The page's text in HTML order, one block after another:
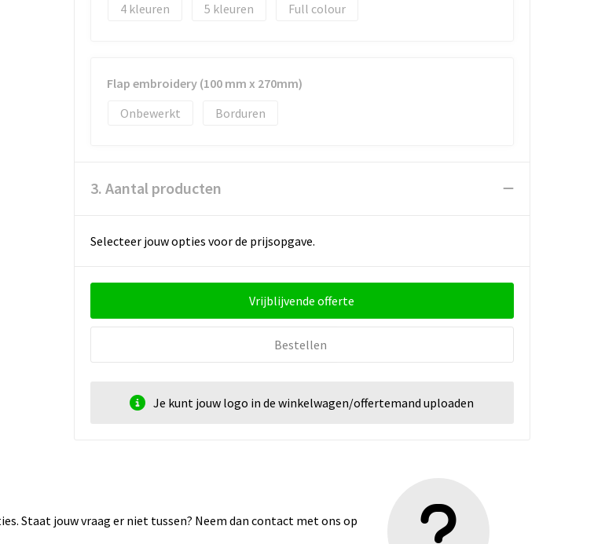
4
5 Full colour
Flap embroidery (100 mm x 270mm)
Onbewerkt
Borduren
3. Aantal producten
Selecteer jouw opties voor de prijsopgave.
Vrijblijvende offerte
Bestellen
Je kunt jouw logo in de winkelwagen/offertemand uploaden
Staat jouw vraag er niet tussen? Neem dan contact met ons op